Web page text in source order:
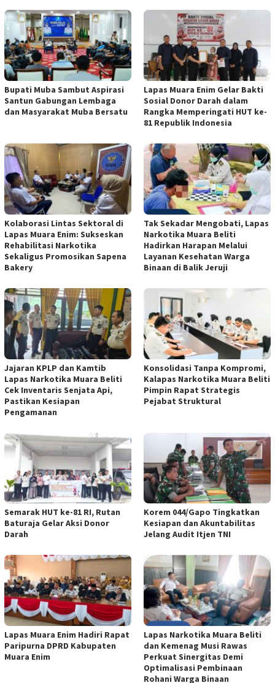
Bupati Muba Sambut Aspirasi
Santun Gabungan Lembaga
dan Masyarakat Muba Bersatu
Lapas Muara Enim Gelar Bakti
Sosial Donor Darah dalam
Rangka Memperingati HUT ke-
81 Republik Indonesia
Kolaborasi Lintas Sektoral di
Lapas Muara Enim: Sukseskan
Rehabilitasi Narkotika
Sekaligus Promosikan Sapena
Bakery
Tak Sekadar Mengobati, Lapas
Narkotika Muara Beliti
Hadirkan Harapan Melalui
Layanan Kesehatan Warga
Binaan di Balik Jeruji
Jajaran KPLP dan Kamtib
Lapas Narkotika Muara Beliti
Cek Inventaris Senjata Api,
Pastikan Kesiapan
Pengamanan
Konsolidasi Tanpa Kompromi,
Kalapas Narkotika Muara Beliti
Pimpin Rapat Strategis
Pejabat Struktural
Semarak HUT ke-81 RI, Rutan
Baturaja Gelar Aksi Donor
Darah
Korem 044/Gapo Tingkatkan
Kesiapan dan Akuntabilitas
Jelang Audit Itjen TNI
Lapas Muara Enim Hadiri Rapat
Paripurna DPRD Kabupaten
Muara Enim
Lapas Narkotika Muara Beliti
dan Kemenag Musi Rawas
Perkuat Sinergitas Demi
Optimalisasi Pembinaan
Rohani Warga Binaan